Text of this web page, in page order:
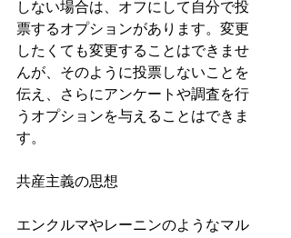
しない場合は、オフにして自分で投
票するオプションがあります。変更
したくても変更することはできませ
んが、そのように投票しないことを
伝え、さらにアンケートや調査を行
うオプションを与えることはできま
す。
共産主義の思想
エンクルマやレーニンのようなマル